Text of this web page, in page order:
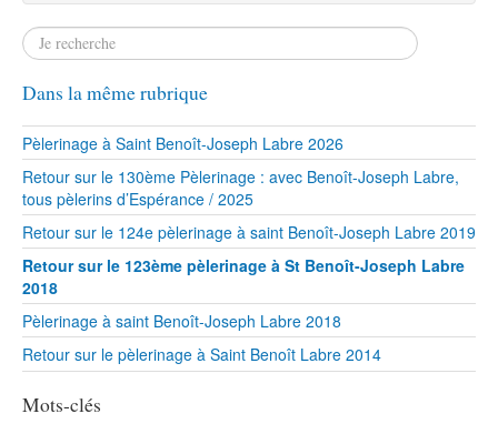
Dans la même rubrique
Pèlerinage à Saint Benoît-Joseph Labre 2026
Retour sur le 130ème Pèlerinage : avec Benoît-Joseph Labre,
tous pèlerins d’Espérance / 2025
Retour sur le 124e pèlerinage à saint Benoît-Joseph Labre 2019
Retour sur le 123ème pèlerinage à St Benoît-Joseph Labre
2018
Pèlerinage à saint Benoît-Joseph Labre 2018
Retour sur le pèlerinage à Saint Benoît Labre 2014
Mots-clés